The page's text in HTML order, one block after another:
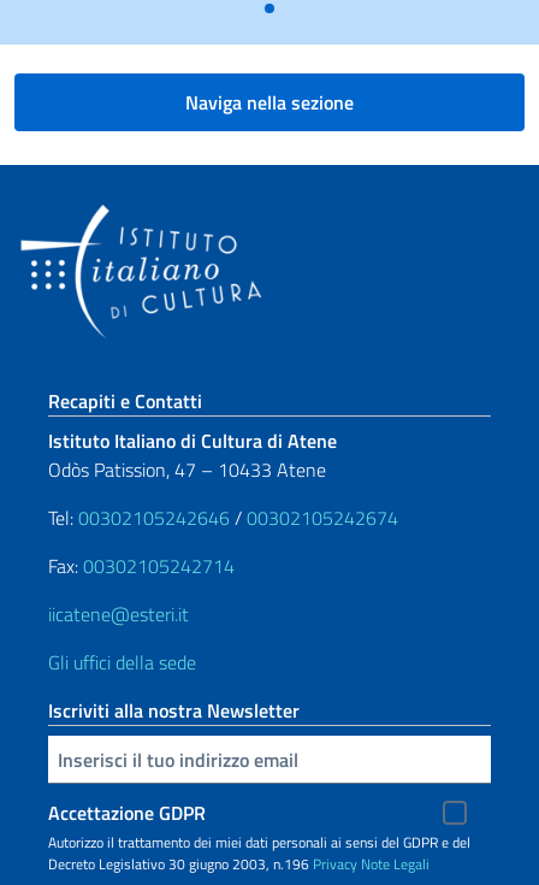
Naviga nella sezione
Sezione footer
Recapiti e Contatti
Istituto Italiano di Cultura di Atene
Odòs Patission, 47 – 10433 Atene
Tel:00302105242646 /00302105242674
Fax:00302105242714
iicatene@esteri.it
Gli uffici della sede
Iscriviti alla nostra Newsletter
Inserisci la tua email
Accettazione GDPR
Autorizzo il trattamento dei miei dati personali ai sensi del GDPR e del
Decreto Legislativo 30 giugno 2003, n.196 Privacy Note Legali